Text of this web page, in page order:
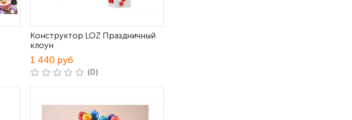
Конструктор LOZ Праздничный
клоун
1 440 руб
(0)